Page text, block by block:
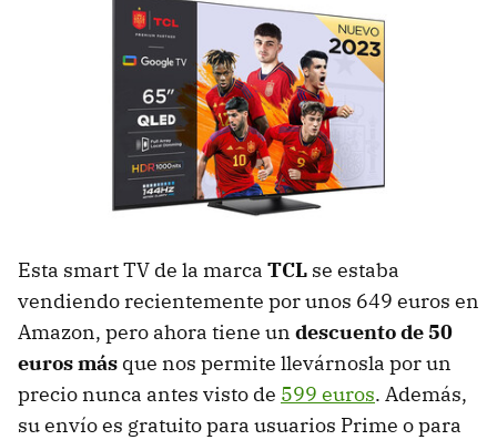
Esta smart TV de la marca TCL se estaba
vendiendo recientemente por unos 649 euros en
Amazon, pero ahora tiene un descuento de 50
euros más que nos permite llevárnosla por un
precio nunca antes visto de 599 euros. Además,
su envío es gratuito para usuarios Prime o para